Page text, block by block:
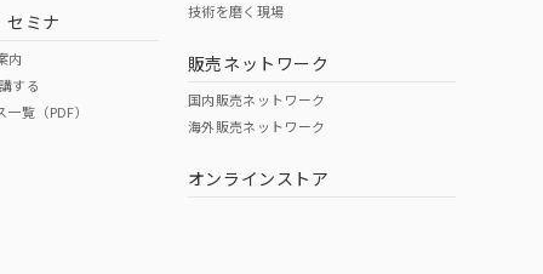
O O
ページへ
ください
セミナ
内
する
覧（PDF）
技術を磨く現場
販売ネットワーク
国内販売ネットワーク
海外販売ネットワーク
オンラインストア